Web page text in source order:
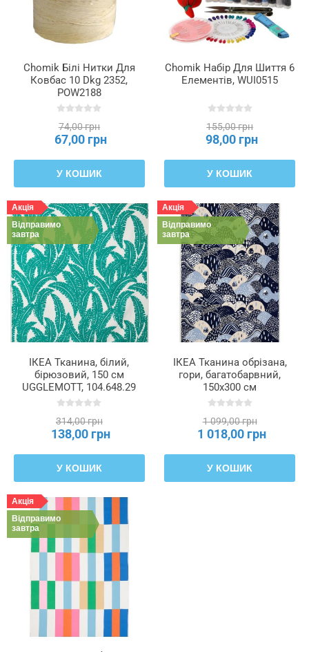
Chomik Білі Нитки Для
Ковбас 10 Dkg 2352,
POW2188
74,00 грн
67,00 грн
У КОШИК
Chomik Набір Для Шиття 6
Елементів, WUI0515
155,00 грн
98,00 грн
У КОШИК
Акція
Відправимо
завтра
ІКЕА Тканина, білий,
бірюзовий, 150 см
UGGLEMOTT, 104.648.29
314,00 грн
138,00 грн
У КОШИК
Акція
Відправимо
завтра
ІКЕА Тканина обрізана,
гори, багатобарвний,
150x300 см
PENDELKAKTUS,
1 099,00 грн
1 018,00 грн
У КОШИК
Акція
Відправимо
завтра